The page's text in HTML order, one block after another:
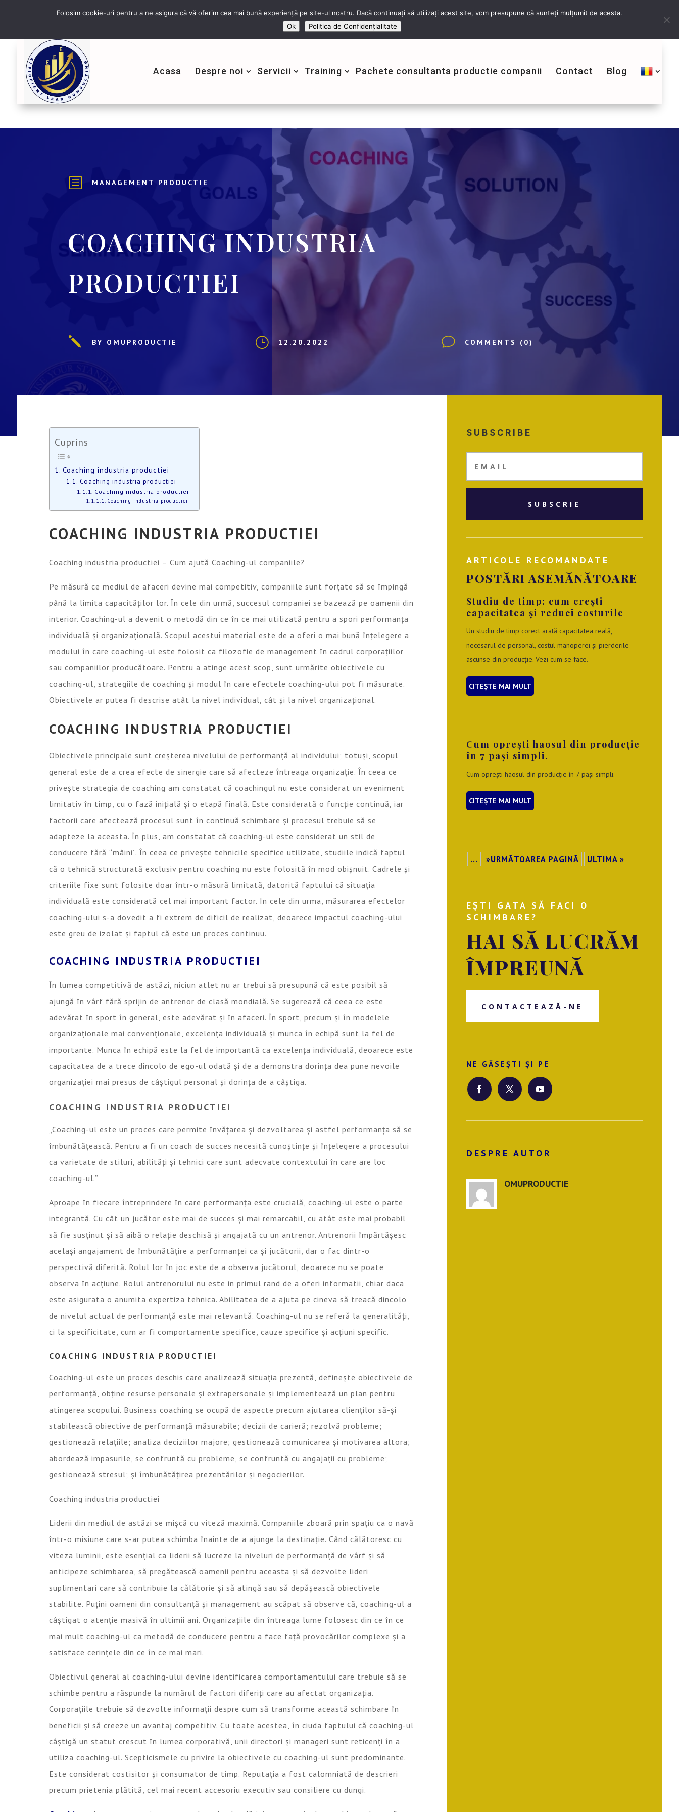
+40 743 673 614 Contactează-ne
Acasa Despre noi Servicii Training Pachete consultanta productie companii Contact Blog
b MANAGEMENT PRODUCTIE
COACHING INDUSTRIA
PRODUCTIEI
j BY OMUPRODUCTIE } 12.20.2022 v COMMENTS (0)
Cuprins
Coaching industria productiei
Coaching industria productiei
Coaching industria productiei
Coaching industria productiei
COACHING INDUSTRIA PRODUCTIEI
Coaching industria productiei – Cum ajută Coaching-ul companiile?
Pe măsură ce mediul de afaceri devine mai competitiv, companiile sunt forțate să se împingă
până la limita capacităților lor. În cele din urmă, succesul companiei se bazează pe oamenii din
interior. Coaching-ul a devenit o metodă din ce în ce mai utilizată pentru a spori performanța
individuală și organizațională. Scopul acestui material este de a oferi o mai bună înțelegere a
modului în care coaching-ul este folosit ca filozofie de management în cadrul corporațiilor
sau companiilor producătoare. Pentru a atinge acest scop, sunt urmărite obiectivele cu
coaching-ul, strategiile de coaching și modul în care efectele coaching-ului pot fi măsurate.
Obiectivele ar putea fi descrise atât la nivel individual, cât și la nivel organizațional.
COACHING INDUSTRIA PRODUCTIEI
Obiectivele principale sunt creșterea nivelului de performanță al individului; totuși, scopul
general este de a crea efecte de sinergie care să afecteze întreaga organizație. În ceea ce
privește strategia de coaching am constatat că coachingul nu este considerat un eveniment
limitativ în timp, cu o fază inițială și o etapă finală. Este considerată o funcție continuă, iar
factorii care afectează procesul sunt în continuă schimbare și procesul trebuie să se
adapteze la aceasta. În plus, am constatat că coaching-ul este considerat un stil de
conducere fără “mâini”. În ceea ce privește tehnicile specifice utilizate, studiile indică faptul
că o tehnică structurată exclusiv pentru coaching nu este folosită în mod obișnuit. Cadrele și
criteriile fixe sunt folosite doar într-o măsură limitată, datorită faptului că situația
individuală este considerată cel mai important factor. In cele din urma, măsurarea efectelor
coaching-ului s-a dovedit a fi extrem de dificil de realizat, deoarece impactul coaching-ului
este greu de izolat și faptul că este un proces continuu.
COACHING INDUSTRIA PRODUCTIEI
În lumea competitivă de astăzi, niciun atlet nu ar trebui să presupună că este posibil să
ajungă în vârf fără sprijin de antrenor de clasă mondială. Se sugerează că ceea ce este
adevărat în sport în general, este adevărat și în afaceri. În sport, precum și în modelele
organizaționale mai convenționale, excelența individuală și munca în echipă sunt la fel de
importante. Munca în echipă este la fel de importantă ca excelența individuală, deoarece este
capacitatea de a trece dincolo de ego-ul odată și de a demonstra dorința dea pune nevoile
organizației mai presus de câștigul personal și dorința de a câștiga.
COACHING INDUSTRIA PRODUCTIEI
„Coaching-ul este un proces care permite învățarea și dezvoltarea și astfel performanța să se
îmbunătățească. Pentru a fi un coach de succes necesită cunoștințe și înțelegere a procesului
ca varietate de stiluri, abilități și tehnici care sunt adecvate contextului în care are loc
coaching-ul.”
Aproape în fiecare întreprindere în care performanța este crucială, coaching-ul este o parte
integrantă. Cu cât un jucător este mai de succes și mai remarcabil, cu atât este mai probabil
să fie susținut și să aibă o relație deschisă și angajată cu un antrenor. Antrenorii împărtășesc
același angajament de îmbunătățire a performanței ca și jucătorii, dar o fac dintr-o
perspectivă diferită. Rolul lor în joc este de a observa jucătorul, deoarece nu se poate
observa în acțiune. Rolul antrenorului nu este in primul rand de a oferi informatii, chiar daca
este asigurata o anumita expertiza tehnica. Abilitatea de a ajuta pe cineva să treacă dincolo
de nivelul actual de performanță este mai relevantă. Coaching-ul nu se referă la generalități,
ci la specificitate, cum ar fi comportamente specifice, cauze specifice și acțiuni specific.
COACHING INDUSTRIA PRODUCTIEI
Coaching-ul este un proces deschis care analizează situația prezentă, definește obiectivele de
performanță, obține resurse personale și extrapersonale și implementează un plan pentru
atingerea scopului. Business coaching se ocupă de aspecte precum ajutarea clienților să-și
stabilească obiective de performanță măsurabile; decizii de carieră; rezolvă probleme;
gestionează relațiile; analiza deciziilor majore; gestionează comunicarea și motivarea altora;
abordează impasurile, se confruntă cu probleme, se confruntă cu angajații cu probleme;
gestionează stresul; și îmbunătățirea prezentărilor și negocierilor.
Coaching industria productiei
Liderii din mediul de astăzi se mișcă cu viteză maximă. Companiile zboară prin spațiu ca o navă
într-o misiune care s-ar putea schimba înainte de a ajunge la destinație. Când călătoresc cu
viteza luminii, este esențial ca liderii să lucreze la niveluri de performanță de vârf și să
anticipeze schimbarea, să pregătească oamenii pentru aceasta și să dezvolte lideri
suplimentari care să contribuie la călătorie și să atingă sau să depășească obiectivele
stabilite. Puțini oameni din consultanță și management au scăpat să observe că, coaching-ul a
câștigat o atenție masivă în ultimii ani. Organizațiile din întreaga lume folosesc din ce în ce
mai mult coaching-ul ca metodă de conducere pentru a face față provocărilor complexe și a
satisface cerințele din ce în ce mai mari.
Obiectivul general al coaching-ului devine identificarea comportamentului care trebuie să se
schimbe pentru a răspunde la numărul de factori diferiți care au afectat organizația.
Corporațiile trebuie să dezvolte informații despre cum să transforme această schimbare în
beneficii și să creeze un avantaj competitiv. Cu toate acestea, în ciuda faptului că coaching-ul
câștigă un statut crescut în lumea corporativă, unii directori și manageri sunt reticenți în a
utiliza coaching-ul. Scepticismele cu privire la obiectivele cu coaching-ul sunt predominante.
Este considerat costisitor și consumator de timp. Reputația a fost calomniată de descrieri
precum prietenia plătită, cel mai recent accesoriu executiv sau consiliere cu dungi.
SUBSCRIBE
SUBSCRIE
ARTICOLE RECOMANDATE
POSTĂRI ASEMĂNĂTOARE
Studiu de timp: cum crești
capacitatea și reduci costurile
Un studiu de timp corect arată capacitatea reală,
necesarul de personal, costul manoperei și pierderile
ascunse din producție. Vezi cum se face.
CITEȘTE MAI MULT
Cum oprești haosul din producție
în 7 pași simpli.
Cum oprești haosul din producție în 7 pași simpli.
CITEȘTE MAI MULT
... »URMĂTOAREA PAGINĂ ULTIMA »
EȘTI GATA SĂ FACI O
SCHIMBARE?
HAI SĂ LUCRĂM
ÎMPREUNĂ
CONTACTEAZĂ-NE
NE GĂSEȘTI ȘI PE
DESPRE AUTOR
OMUPRODUCTIE
Folosim cookie-uri pentru a ne asigura că vă oferim cea mai bună experiență pe site-ul nostru. Dacă continuați să utilizați acest site, vom presupune că sunteți mulțumit de acesta.
Ok
Politica de Confidențialitate